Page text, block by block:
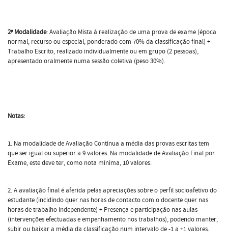
2ª Modalidade: Avaliação Mista à realização de uma prova de exame (época
normal, recurso ou especial, ponderado com 70% da classificação final) +
Trabalho Escrito, realizado individualmente ou em grupo (2 pessoas),
apresentado oralmente numa sessão coletiva (peso 30%).
Notas:
1. Na modalidade de Avaliação Contínua a média das provas escritas tem
que ser igual ou superior a 9 valores. Na modalidade de Avaliação Final por
Exame, este deve ter, como nota mínima, 10 valores.
2. A avaliação final é aferida pelas apreciações sobre o perfil socioafetivo do
estudante (incidindo quer nas horas de contacto com o docente quer nas
horas de trabalho independente) + Presença e participação nas aulas
(intervenções efectuadas e empenhamento nos trabalhos), podendo manter,
subir ou baixar a média da classificação num intervalo de -1 a +1 valores.